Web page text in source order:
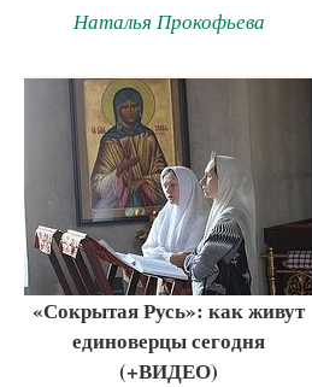
Наталья Прокофьева
«Сокрытая Русь»: как живут
единоверцы сегодня
(+ВИДЕО)